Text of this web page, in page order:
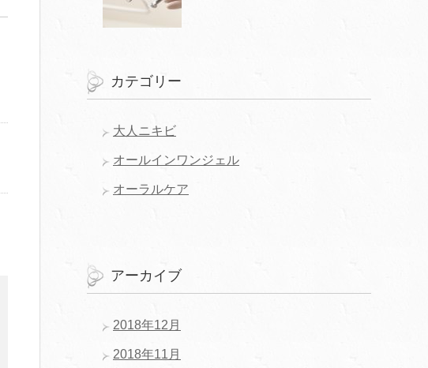
カテゴリー
大人ニキビ
オールインワンジェル
オーラルケア
アーカイブ
2018年12月
2018年11月